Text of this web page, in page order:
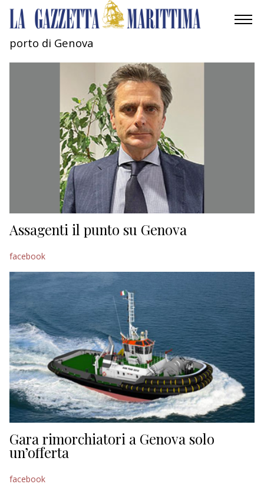
AMBIENTE
CULTURA
NAUTICA
EDITORIALI
porto di Genova
Assagenti il punto su Genova
facebook
Gara rimorchiatori a Genova solo
un’offerta
facebook